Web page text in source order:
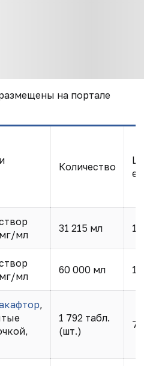
на портале
Количество
мл
31 215 мл
мл
60 000 мл
,
1 792 табл.
(шт.)
7